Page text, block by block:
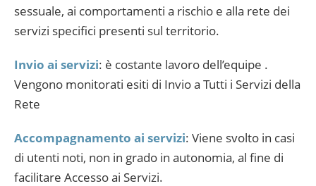
sessuale, ai comportamenti a rischio e alla rete dei
servizi specifici presenti sul territorio.
Invio ai servizi: è costante lavoro dell’equipe .
Vengono monitorati esiti di Invio a Tutti i Servizi della
Rete
Accompagnamento ai servizi: Viene svolto in casi
di utenti noti, non in grado in autonomia, al fine di
facilitare Accesso ai Servizi.